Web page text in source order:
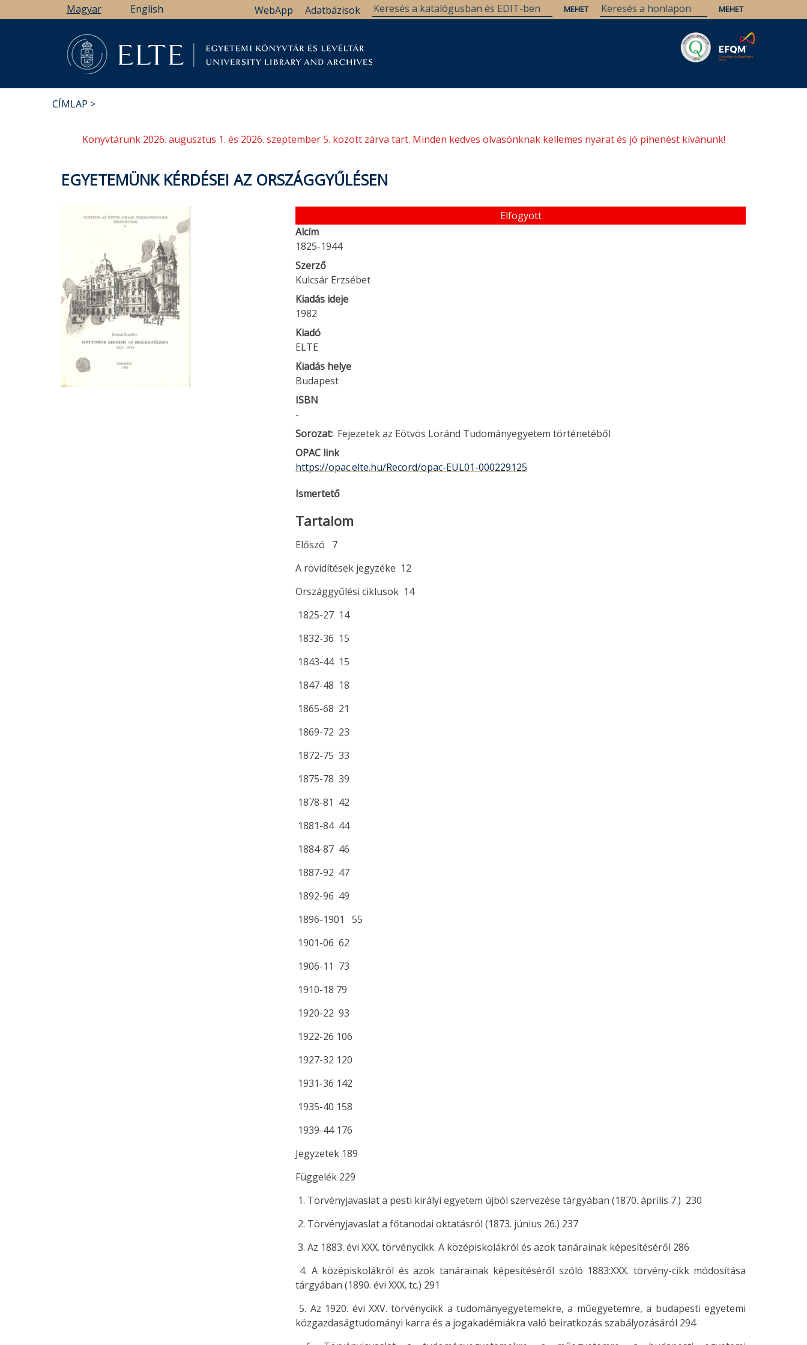
a
Magyar English Adatbázisok
WebApp
CÍMLAP
Könyvtárunk 2026. augusztus 1. és 2026. szeptember 5. között zárva tart. Minden kedves olvasónknak kellemes nyarat és jó pihenést kívánunk!
EGYETEMÜNK KÉRDÉSEI AZ ORSZÁGGYŰLÉSEN
Elfogyott
Alcím
1825-1944
Szerző
Kulcsár Erzsébet
Kiadás ideje
1982
Kiadó
ELTE
Kiadás helye
Budapest
ISBN
-
Sorozat Fejezetek az Eötvös Loránd Tudományegyetem történetéből
OPAC link
https://opac.elte.hu/Record/opac-EUL01-000229125
Ismertető
Tartalom
Előszó 7
A rövidítések jegyzéke 12
Országgyűlési ciklusok 14
1825-27 14
1832-36 15
1843-44 15
1847-48 18
1865-68 21
1869-72 23
1872-75 33
1875-78 39
1878-81 42
1881-84 44
1884-87 46
1887-92 47
1892-96 49
1896-1901 55
1901-06 62
1906-11 73
1910-18 79
1920-22 93
1922-26 106
1927-32 120
1931-36 142
1935-40 158
1939-44 176
Jegyzetek 189
Függelék 229
1. Törvényjavaslat a pesti királyi egyetem újból szervezése tárgyában (1870. április 7.) 230
2. Törvényjavaslat a főtanodai oktatásról (1873. június 26.) 237
3. Az 1883. évi XXX. törvénycikk. A középiskolákról és azok tanárainak képesítéséről 286
4. A középiskolákról és azok tanárainak képesítéséről szóló 1883:XXX. törvény-cikk módosítása
tárgyában (1890. évi XXX. tc.) 291
5. Az 1920. évi XXV. törvénycikk a tudományegyetemekre, a műegyetemre, a budapesti egyetemi
közgazdaságtudományi karra és a jogakadémiákra való beiratkozás szabályozásáról 294